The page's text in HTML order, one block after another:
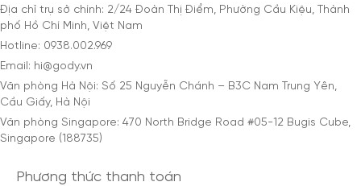
Địa chỉ trụ sở chính: 2/24 Đoàn Thị Điểm, Phường Cầu Kiệu, Thành
phố Hồ Chí Minh, Việt Nam
Hotline: 0938.002.969
Email: hi@gody.vn
Văn phòng Hà Nội: Số 25 Nguyễn Chánh – B3C Nam Trung Yên,
Cầu Giấy, Hà Nội
Văn phòng Singapore: 470 North Bridge Road #05-12 Bugis Cube,
Singapore (188735)
Phương thức thanh toán